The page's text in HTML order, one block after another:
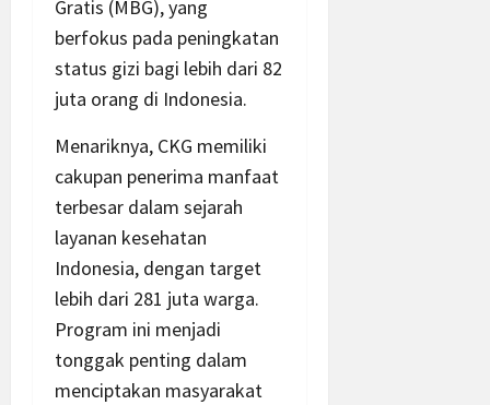
Gratis (MBG), yang
berfokus pada peningkatan
status gizi bagi lebih dari 82
juta orang di Indonesia.
Menariknya, CKG memiliki
cakupan penerima manfaat
terbesar dalam sejarah
layanan kesehatan
Indonesia, dengan target
lebih dari 281 juta warga.
Program ini menjadi
tonggak penting dalam
menciptakan masyarakat